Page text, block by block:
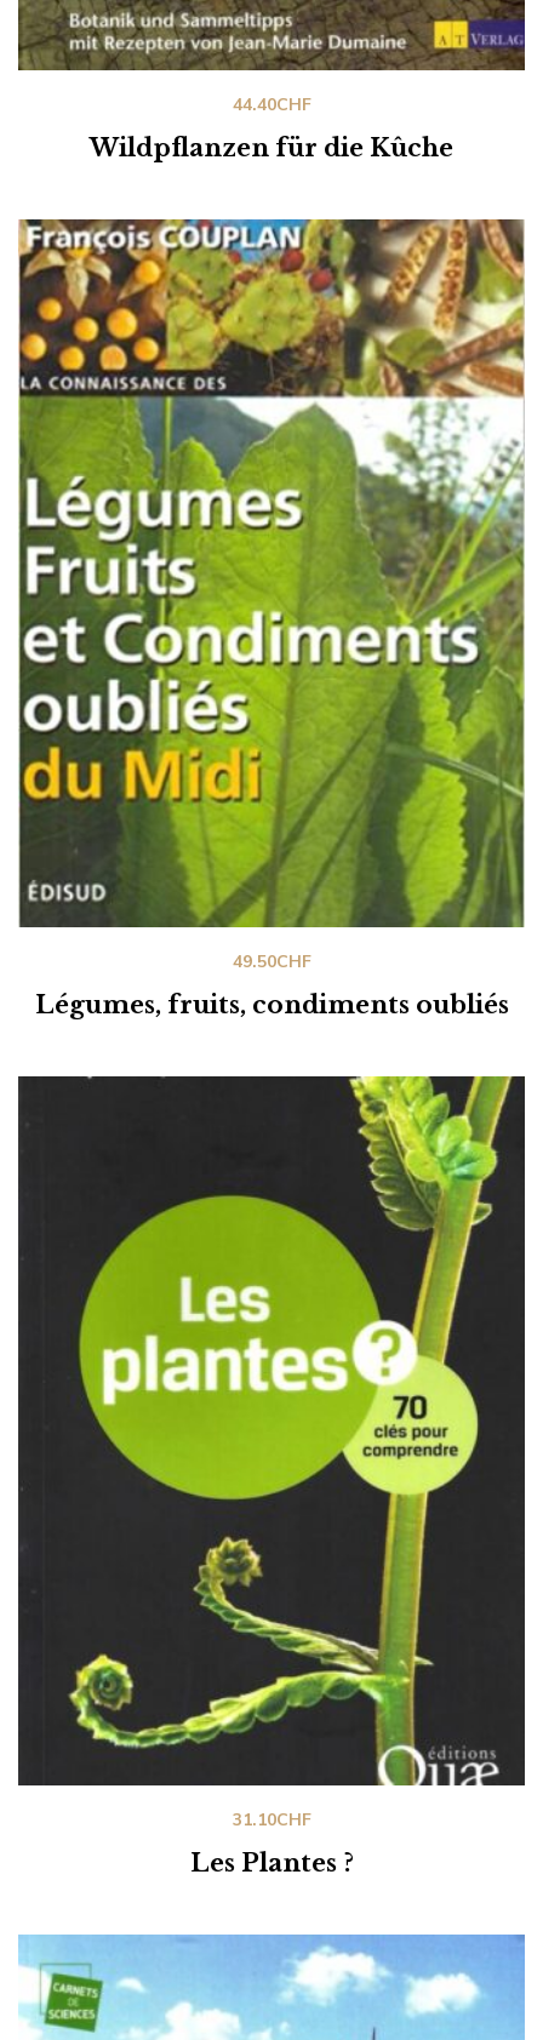
Wildpflanzen für die Kûche
44.40CHF
Légumes, fruits, condiments oubliés
49.50CHF
Les Plantes ?
31.10CHF